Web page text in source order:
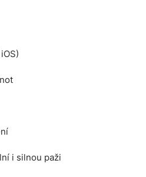
i silnou paži